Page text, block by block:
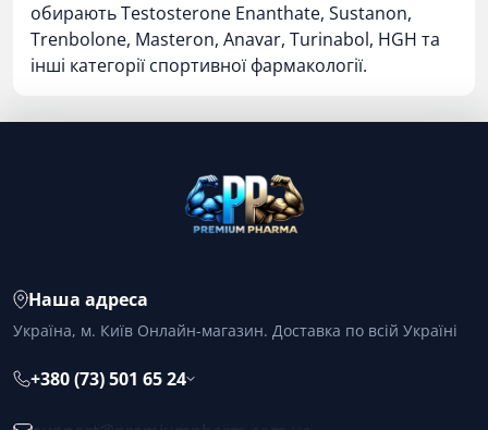
обирають Testosterone Enanthate, Sustanon,
Trenbolone, Masteron, Anavar, Turinabol, HGH та
інші категорії спортивної фармакології.
Наша адреса
Україна, м. Київ Онлайн-магазин. Доставка по всій Україні
+380 (73) 501 65 24